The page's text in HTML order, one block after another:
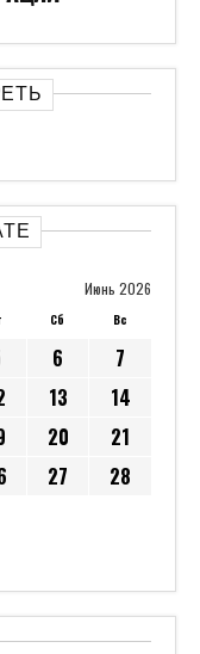
Июнь 2026
Сб Вс
6
7
13
14
20
21
27
28